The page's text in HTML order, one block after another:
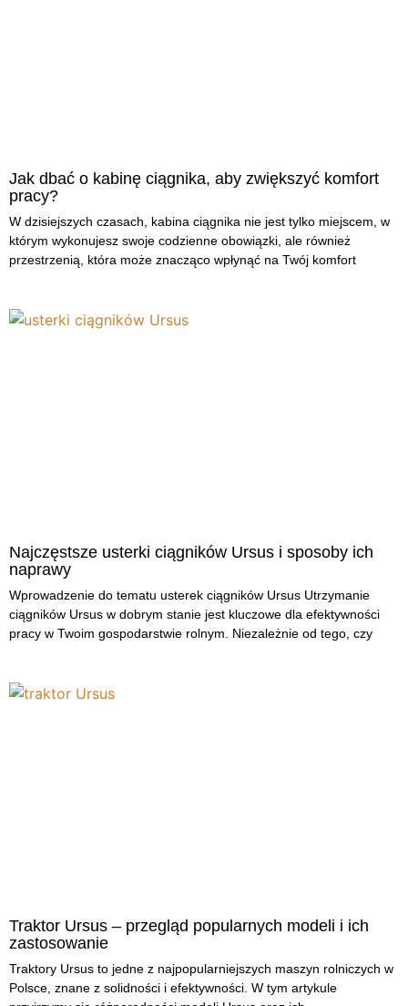
Jak dbać o kabinę ciągnika, aby zwiększyć komfort
pracy?
W dzisiejszych czasach, kabina ciągnika nie jest tylko miejscem, w
którym wykonujesz swoje codzienne obowiązki, ale również
przestrzenią, która może znacząco wpłynąć na Twój komfort
Najczęstsze usterki ciągników Ursus i sposoby ich
naprawy
Wprowadzenie do tematu usterek ciągników Ursus Utrzymanie
ciągników Ursus w dobrym stanie jest kluczowe dla efektywności
pracy w Twoim gospodarstwie rolnym. Niezależnie od tego, czy
Traktor Ursus – przegląd popularnych modeli i ich
zastosowanie
Traktory Ursus to jedne z najpopularniejszych maszyn rolniczych w
Polsce, znane z solidności i efektywności. W tym artykule